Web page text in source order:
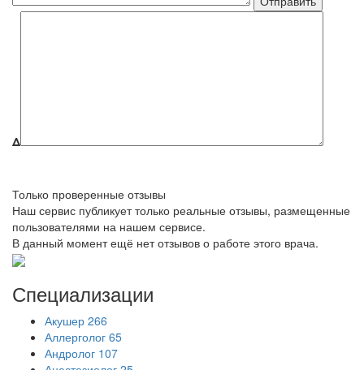
Δ
Только проверенные отзывы
Наш сервис публикует только реальные отзывы, размещенные
пользователями на нашем сервисе.
В данный момент ещё нет отзывов о работе этого врача.
Специализации
Акушер 266
Аллерголог 65
Андролог 107